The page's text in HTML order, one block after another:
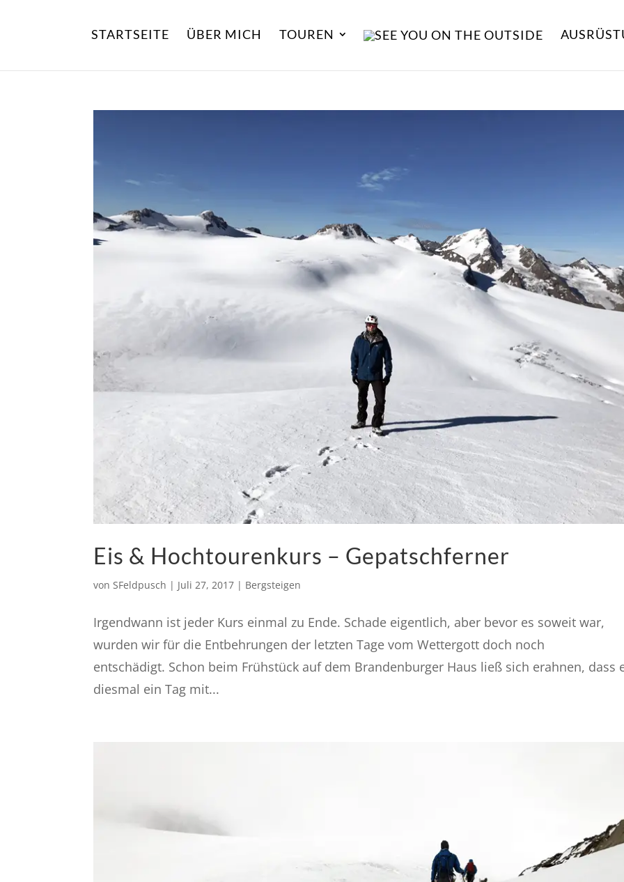
STARTSEITE ÜBER MICH TOUREN
Eis & Hochtourenkurs – Gepatschferner
von SFeldpusch | Juli 27, 2017 | Bergsteigen
Irgendwann ist jeder Kurs einmal zu Ende. Schade eigentlich, aber bevor es soweit war,
wurden wir für die Entbehrungen der letzten Tage vom Wettergott doch noch
entschädigt. Schon beim Frühstück auf dem Brandenburger Haus ließ sich erahnen, dass
diesmal ein Tag mit...